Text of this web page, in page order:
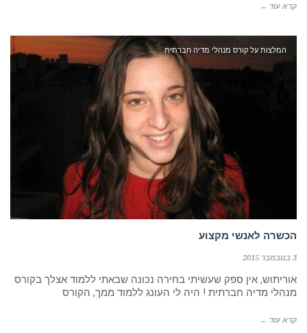
קרא עוד ←
המלצות על קורס מנהלי מדיה חברתית
הכשרה לאנשי מקצוע
3 בנובמבר 2015
אוריתוש, אין ספק שעשיתי בחירה נכונה שבאתי ללמוד אצלך בקורס
מנהלי מדיה חברתית ! היה לי העונג ללמוד ממך, הקורס
קרא עוד ←